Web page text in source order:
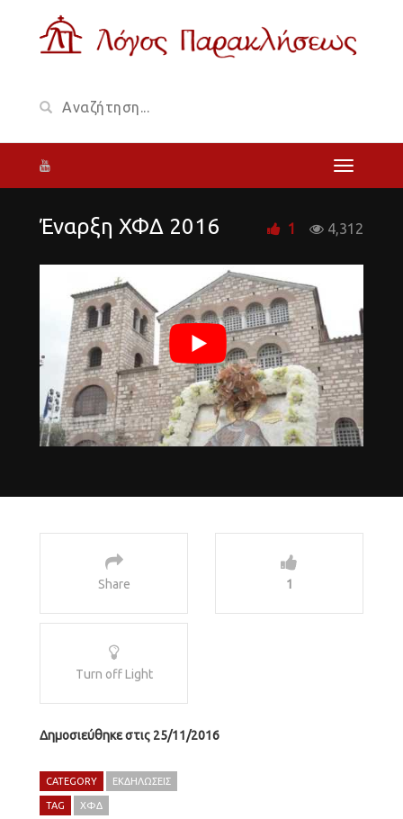
Έναρξη ΧΦΔ 2016 4,312
1
Share 1
Turn off Light
Δημοσιεύθηκε στις 25/11/2016
CATEGORY ΕΚΔΗΛΏΣΕΙΣ
TAG ΧΦΔ